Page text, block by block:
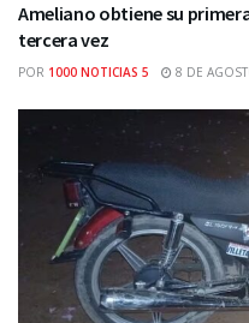
Ameliano obtiene su
tercera vez
POR 1000 NOTICIAS 5 8 DE